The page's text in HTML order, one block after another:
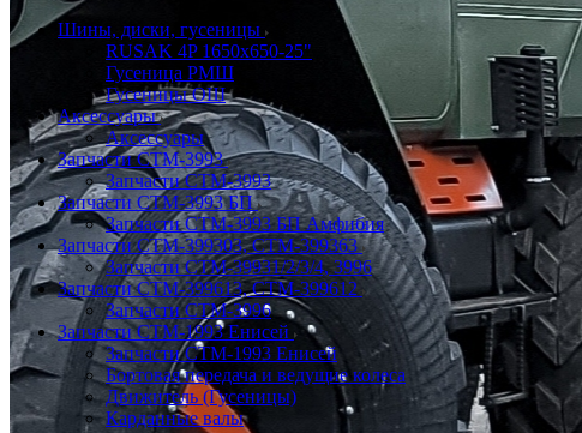
Шины, диски, гусеницы
RUSAK 4P 1650х650-25"
Гусеница РМШ
Гусеницы ОШ
Аксессуары
Аксессуары
Запчасти СТМ-3993
Запчасти СТМ-3993
Запчасти СТМ-3993 БП
Запчасти СТМ-3993 БП Амфибия
Запчасти СТМ-399303, СТМ-399363
Запчасти СТМ-39931/2/3/4, 3996
Запчасти СТМ-399613, СТМ-399612
Запчасти СТМ-3996
Запчасти СТМ-1993 Енисей
Запчасти СТМ-1993 Енисей
Бортовая передача и ведущие колеса
Движитель (Гусеницы)
Карданные валы